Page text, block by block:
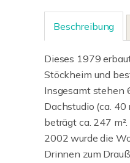
Beschreibung
Dieses 1979
Stöckheim und
Insgesamt stehen
Dachstudio (ca.
beträgt ca. 247 m².
2002 wurde die
Drinnen zum